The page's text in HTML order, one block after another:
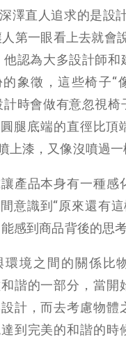
澤直人追求的是設
第一眼看上去就會
他認為大多設計師和
象徵，這些椅子“
計時會做有意忽視椅
腿底端的直徑比頂
上漆，又像沒噴過一
產品本身有一種感
意識到“原來還有這
感到商品背後的思考
環境之間的關係比
諧的一部分，當開
計，而去考慮物體
到完美的和諧的時